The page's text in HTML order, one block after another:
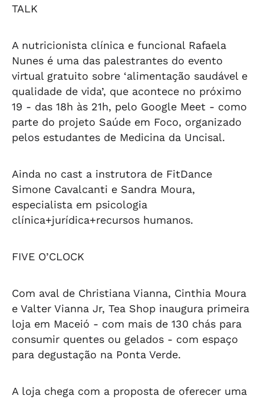
TALK
A nutricionista clínica e funcional Rafaela
Nunes é uma das palestrantes do evento
virtual gratuito sobre ‘alimentação saudável e
qualidade de vida’, que acontece no próximo
19 - das 18h às 21h, pelo Google Meet - como
parte do projeto Saúde em Foco, organizado
pelos estudantes de Medicina da Uncisal.
Ainda no cast a instrutora de FitDance
Simone Cavalcanti e Sandra Moura,
especialista em psicologia
clínica+jurídica+recursos humanos.
FIVE O’CLOCK
Com aval de Christiana Vianna, Cinthia Moura
e Valter Vianna Jr, Tea Shop inaugura primeira
loja em Maceió - com mais de 130 chás para
consumir quentes ou gelados - com espaço
para degustação na Ponta Verde.
A loja chega com a proposta de oferecer uma